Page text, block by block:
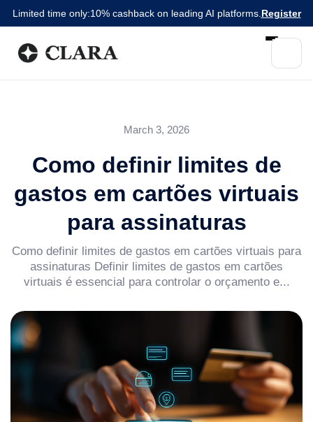
Limited time only:10% cashback on leading AI platforms. Register
March 3, 2026
Como definir limites de
gastos em cartões virtuais
para assinaturas
Como definir limites de gastos em cartões virtuais para
assinaturas Definir limites de gastos em cartões
virtuais é essencial para controlar o orçamento e...